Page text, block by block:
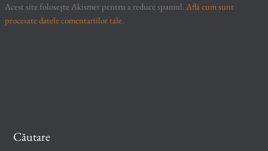
Acest site folosește Akismet pentru a reduce spamul.Află cum sunt
procesate datele comentariilor tale.
Căutare